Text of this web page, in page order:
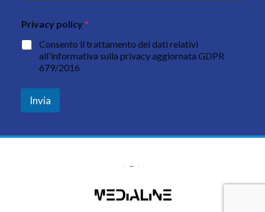
Privacy policy*
Consento il trattamento dei dati relativi
all'informativa sulla privacy aggiornata GDPR
679/2016
Invia